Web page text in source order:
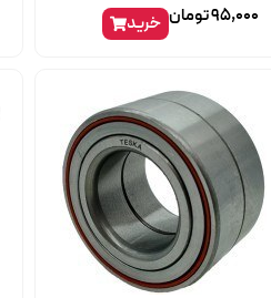
95,000تومان خرید